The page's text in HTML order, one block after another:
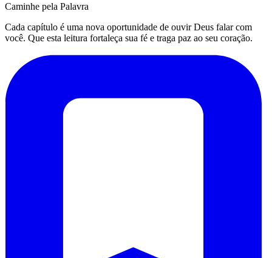
Caminhe pela Palavra
Cada capítulo é uma nova oportunidade de ouvir Deus falar com
você. Que esta leitura fortaleça sua fé e traga paz ao seu coração.